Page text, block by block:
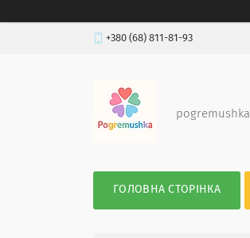
+380 (68) 811-81-93
pogremushka
ГОЛОВНА СТОРІНКА